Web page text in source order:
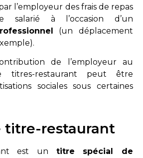
l’employeur des frais de repas
salarié à l’occasion d’un
(un déplacement
de l’employeur au
titres-restaurant peut être
sociales sous certaines
titre-restaurant
est un titre spécial de